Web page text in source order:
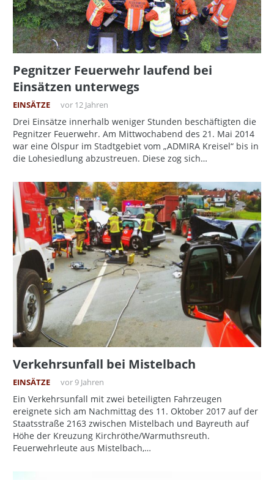
Pegnitzer Feuerwehr laufend bei
Einsätzen unterwegs
EINSÄTZE vor 12 Jahren
Drei Einsätze innerhalb weniger Stunden beschäftigten die
Pegnitzer Feuerwehr. Am Mittwochabend des 21. Mai 2014
war eine Ölspur im Stadtgebiet vom „ADMIRA Kreisel“ bis in
die Lohesiedlung abzustreuen. Diese zog sich…
Verkehrsunfall bei Mistelbach
EINSÄTZE vor 9 Jahren
Ein Verkehrsunfall mit zwei beteiligten Fahrzeugen
ereignete sich am Nachmittag des 11. Oktober 2017 auf der
Staatsstraße 2163 zwischen Mistelbach und Bayreuth auf
Höhe der Kreuzung Kirchröthe/Warmuthsreuth.
Feuerwehrleute aus Mistelbach,…